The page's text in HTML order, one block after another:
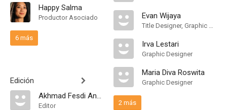
Happy Salma
Productor Asociado
6 más
Edición
Akhmad Fesdi Anggoro
Editor
Evan Wijaya
Title Designer, Graphic Designer
Irva Lestari
Graphic Designer
Maria Diva Roswita
Graphic Designer
2 más